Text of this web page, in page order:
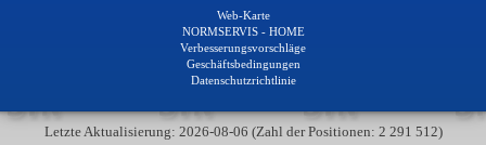
Web-Karte
NORMSERVIS - HOME
Verbesserungsvorschläge
Geschäftsbedingungen
Datenschutzrichtlinie
Letzte Aktualisierung: 2026-08-06 (Zahl der Positionen: 2 291 512)